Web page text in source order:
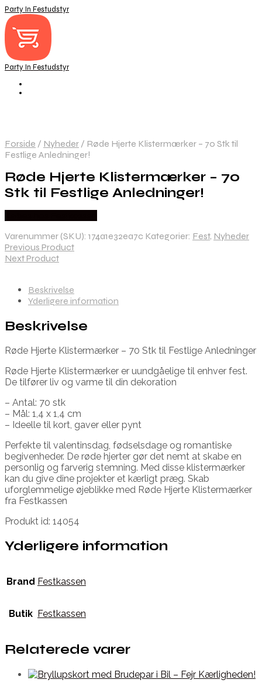
Party In Festudstyr
Party In Festudstyr
Forside / Nyheder / Røde Hjerte Klistermærker – 70 Stk til
Festlige Anledninger!
Røde Hjerte Klistermærker – 70
Stk til Festlige Anledninger!
Varenummer (SKU): 174a1e32ea7c Kategorier: Fest, Nyheder
Previous Product
Next Product
Beskrivelse
Yderligere information
Beskrivelse
Røde Hjerte Klistermærker – 70 Stk til Festlige Anledninger
Røde Hjerte Klistermærker er uundgåelige til enhver fest.
De tilfører liv og varme til din dekoration
– Antal: 70 stk
– Mål: 1,4 x 1,4 cm
– Ideelle til kort, gaver eller pynt
Perfekte til valentinsdag, fødselsdage og romantiske
begivenheder. De røde hjerter gør det nemt at skabe en
personlig og farverig stemning. Med disse klistermærker
kan du give dine projekter et kærligt præg. Skab
uforglemmelige øjeblikke med Røde Hjerte Klistermærker
fra Festkassen
Produkt id: 14054
Yderligere information
Brand Festkassen
Butik Festkassen
Relaterede varer